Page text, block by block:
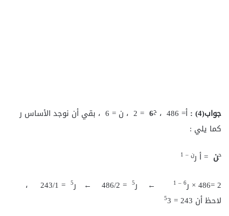
جواب(4 ) : أ= 486 ، ح6
= 2 ، ن = 6 ، بقي أن نوجد الأساس ر
كما يلي :
حن = أ رن – 1
2 =486 × ر 6 – 1 ← ر5 = 486/2 ← ر 5
= 243/1 ،
لاحظ أن 243 =
53